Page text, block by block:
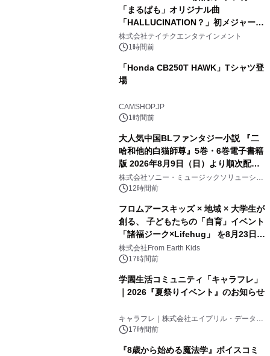
「まるぱも」オリジナル曲
「HALLUCINATION？」初メジャー配
信リリース決定！
株式会社テイチクエンタテインメント
1時間前
「Honda CB250T HAWK」Tシャツ登
場
CAMSHOP.JP
1時間前
大人気中国BLファンタジー小説 『二
哈和他的白猫師尊』5巻・6巻電子書籍
版 2026年8月9日（日）より順次配信
開始
株式会社ソニー・ミュージックソリューショ
ンズ12時間前
フロムアースキッズ × 地域 × 大学生が
創る、 子どもたちの「自育」イベント
「諸福ジーク×Lifehug」 を8月23日
(日)開催
株式会社From Earth Kids
17時間前
学園生活コミュニティ「キャラフレ」
｜2026『夏祭りイベント』のお知らせ
キャラフレ｜株式会社エイプリル・データ・
デザインズ
17時間前
『8歳から始める魔法学』ボイスコミ